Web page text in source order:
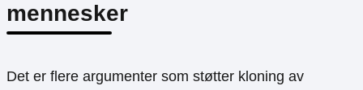
mennesker
Det er flere argumenter som støtter kloning av